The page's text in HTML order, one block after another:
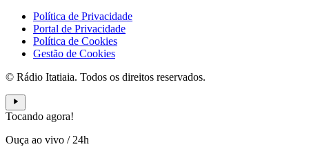
Política de Privacidade
Portal de Privacidade
Política de Cookies
Gestão de Cookies
© Rádio Itatiaia. Todos os direitos reservados.
Tocando agora!
Ouça ao vivo / 24h